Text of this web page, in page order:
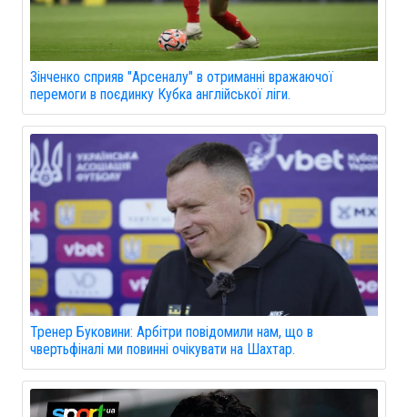
Зінченко сприяв "Арсеналу" в отриманні вражаючої
перемоги в поєдинку Кубка англійської ліги.
Тренер Буковини: Арбітри повідомили нам, що в
чвертьфіналі ми повинні очікувати на Шахтар.